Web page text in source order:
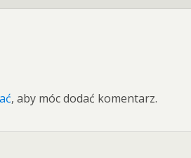
, aby móc dodać komentarz.